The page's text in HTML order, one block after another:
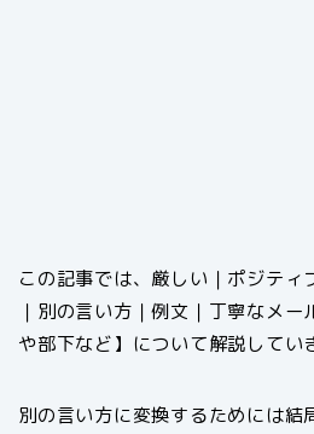
この記事では、厳しい｜ポジティ
｜別の言い方｜例文｜丁寧なメ
や部下など】について解説してい
別の言い方に変換するためには結